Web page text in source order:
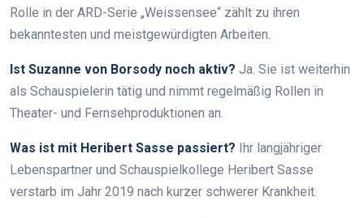
Rolle in der ARD-Serie „Weissensee“ zählt zu ihren
bekanntesten und meistgewürdigten Arbeiten.
Ist Suzanne von Borsody noch aktiv? Ja. Sie ist weiterhin
als Schauspielerin tätig und nimmt regelmäßig Rollen in
Theater- und Fernsehproduktionen an.
Was ist mit Heribert Sasse passiert? Ihr langjähriger
Lebenspartner und Schauspielkollege Heribert Sasse
verstarb im Jahr 2019 nach kurzer schwerer Krankheit.